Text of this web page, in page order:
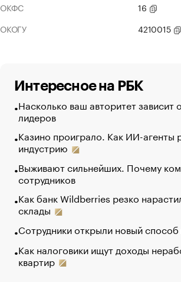
ОКФС
16
ОКОГУ
4210015
Интересное на РБК
Насколько ваш авторитет зависит
лидеров
Казино проиграло. Как ИИ-агенты
индустрию
Выживают сильнейших. Почему
сотрудников
Как банк Wildberries резко
склады
Сотрудники открыли новый
Как налоговики ищут доходы
квартир